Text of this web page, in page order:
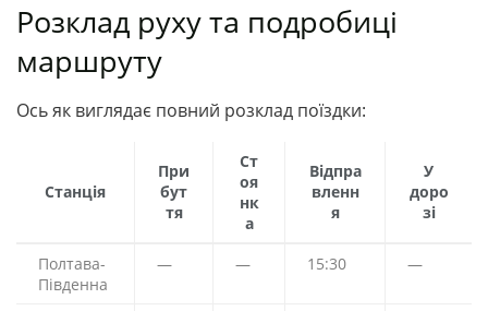
Розклад руху та подробиці
маршруту
Ось як виглядає повний розклад поїздки:
Станція
При
бут
тя
Ст
оя
нк
а
Відпра
вленн
я
У
доро
зі
Полтава-
Південна
— — 15:30 —